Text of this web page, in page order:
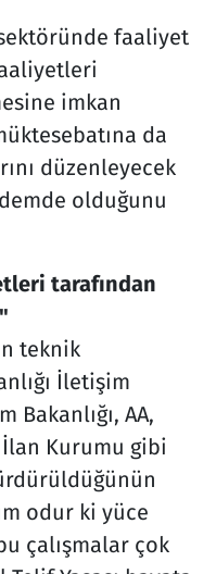
faaliyet
imkan
da
düzenleyecek
olduğunu
tarafından
teknik
İletişim
Bakanlığı, AA,
İlan Kurumu gibi
odur ki yüce
çalışmalar çok